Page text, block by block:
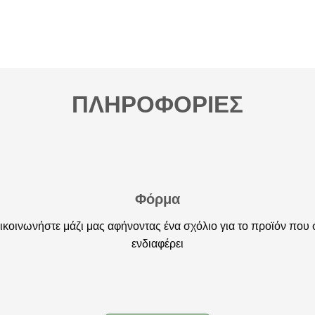
ΠΛΗΡΟΦΟΡΙΕΣ
Φόρμα
μάζι μας αφήνοντας ένα σχόλιο για το προϊόν που
ενδιαφέρει